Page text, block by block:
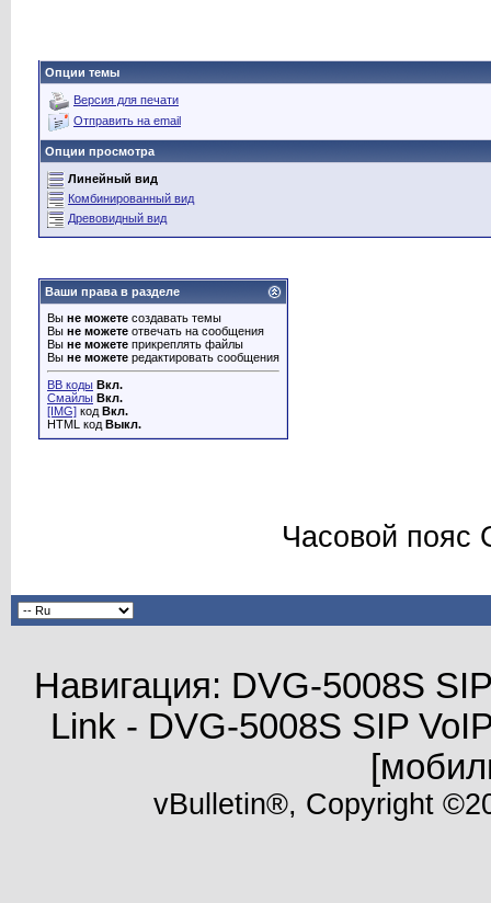
Опции темы
Версия для печати
Отправить на email
Опции просмотра
Линейный вид
Комбинированный вид
Древовидный вид
Ваши права в разделе
Вы не можете создавать темы
Вы не можете отвечать на сообщения
Вы не можете прикреплять файлы
Вы не можете редактировать сообщения
BB коды Вкл.
Смайлы Вкл.
[IMG] код Вкл.
HTML код Выкл.
Часовой пояс
Навигация: DVG-5008S
Link - DVG-5008S SIP
vBulletin®, Copyright